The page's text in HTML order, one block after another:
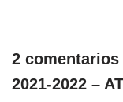
2 comentarios
2021-2022 –